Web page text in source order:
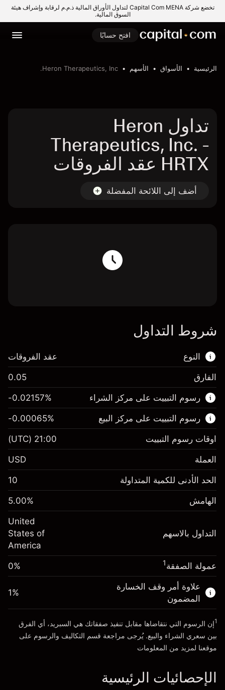
تخضع شركة Capital Com MENA لتداول الأوراق المالية ذ.م.م لرقابة وإشراف هيئة
السوق المالية.
افتح حسابًا
الرئيسية الأسواق الأسهم Heron Therapeutics, Inc.
تداول Heron
Therapeutics, Inc. -
HRTX عقد الفروقات
أضف إلى اللائحة المفضلة
شروط التداول
النوع
هذا السوق المالي متاح للتداول من خلال عقود
الفروقات.
اعرف المزيد عن:
عقود الفروقات
عقد الفروقات
الفارق 0.05
رسوم التبييت على مركز الشراء
الهامش. استثمارك $1,000.00
-0.021568
%
(-$4.31)
المال من الرافعة المالية ~
الذهاب إلى المنصة
-0.02157%
رسوم التبييت على مركز البيع
الهامش. استثمارك $1,000.00
-0.000654
%
(-$0.13)
المال من الرافعة المالية ~$19,000.00
الذهاب إلى المنصة
-0.00065%
اوقات رسوم التبييت 21:00
(UTC)
العملة USD
الحد الأدنى للكمية المتداولة 10
الهامش 5.00%
التداول بالاسهم
United
States of
America
عمولة الصفقة1
0%
علاوة أمر وقف الخسارة
المضمون
1%
1إن الرسوم التي نتقاضاها مقابل تنفيذ صفقاتك هي السبريد، أي الفرق
بين سعري الشراء والبيع. يُرجى مراجعة قسم التكاليف والرسوم على
موقعنا لمزيد من المعلومات
الإحصائيات الرئيسية